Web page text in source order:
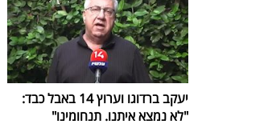
יעקב ברדוגו וערוץ 14 באבל כבד:
"לא נמצא איתנו. תנחומינו"